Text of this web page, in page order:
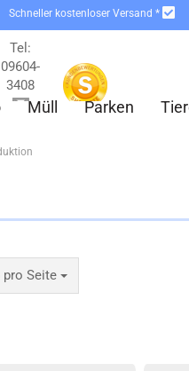
Schneller kostenloser Versand *
Konto erstellen
Tel:
09604-
3408
Müll Parken
pro Seite